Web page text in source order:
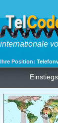
internationale
Ihre Position: